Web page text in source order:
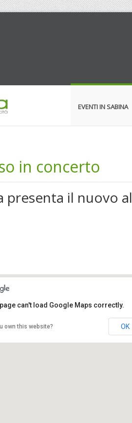
EVENTI IN SABINA
in concerto
il nuovo
can't load Google Maps correctly.
own this website? OK